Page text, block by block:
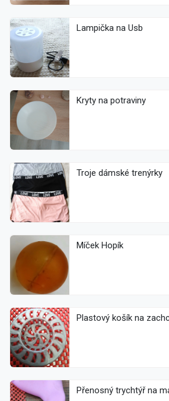
Lampička na Usb
Kryty na potraviny
Troje dámské trenýrky
Míček Hopík
Plastový košík na
Přenosný trychtýř na